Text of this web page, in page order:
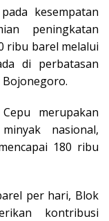
kesempatan
peningkatan
ribu barel melalui
di perbatasan
Bojonegoro.
merupakan
nasional,
180 ribu
per hari, Blok
kontribusi